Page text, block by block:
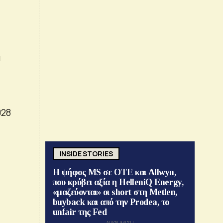
INSIDE STORIES
Η ψήφος MS σε ΟΤΕ και Allwyn,
που κρύβει αξία η HelleniQ Energy,
«μαζεύονται» οι short στη Metlen,
buyback και από την Prodea, το
unfair της Fed